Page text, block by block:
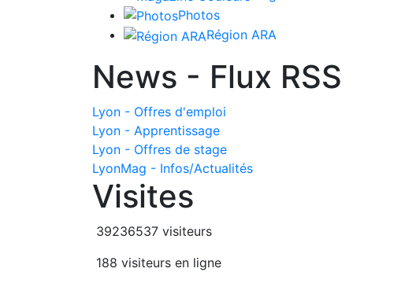
Photos
Région ARA
News - Flux RSS
Lyon - Offres d'emploi
Lyon - Apprentissage
Lyon - Offres de stage
LyonMag - Infos/Actualités
Visites
39236537 visiteurs
188 visiteurs en ligne